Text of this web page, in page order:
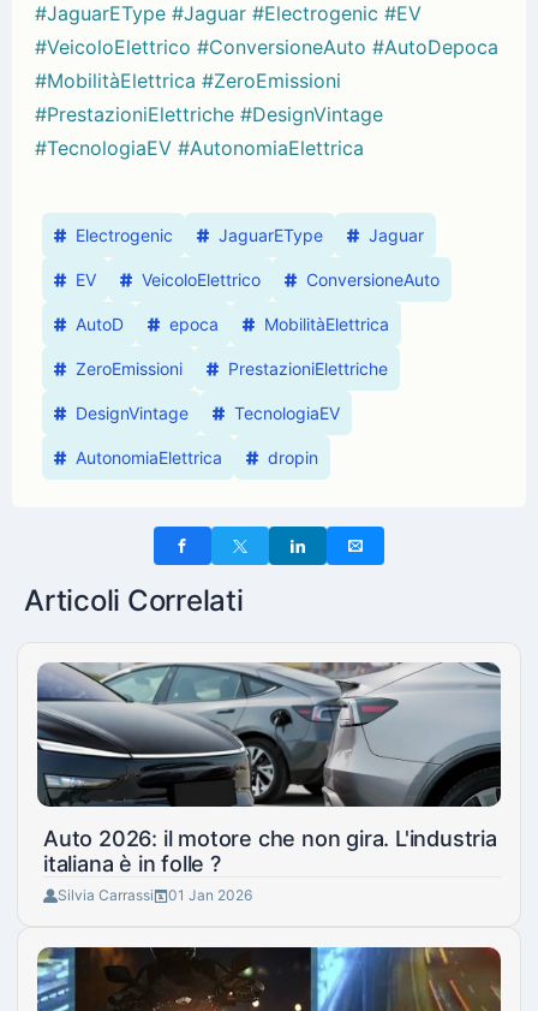
#JaguarEType #Jaguar #Electrogenic #EV
#VeicoloElettrico #ConversioneAuto #AutoDepoca
#MobilitàElettrica #ZeroEmissioni
#PrestazioniElettriche #DesignVintage
#TecnologiaEV #AutonomiaElettrica
Electrogenic JaguarEType Jaguar
EV VeicoloElettrico ConversioneAuto
AutoD epoca MobilitàElettrica
ZeroEmissioni PrestazioniElettriche
DesignVintage TecnologiaEV
AutonomiaElettrica dropin
Articoli Correlati
Auto 2026: il motore che non gira. L'industria
italiana è in folle ?
Silvia Carrassi 01 Jan 2026